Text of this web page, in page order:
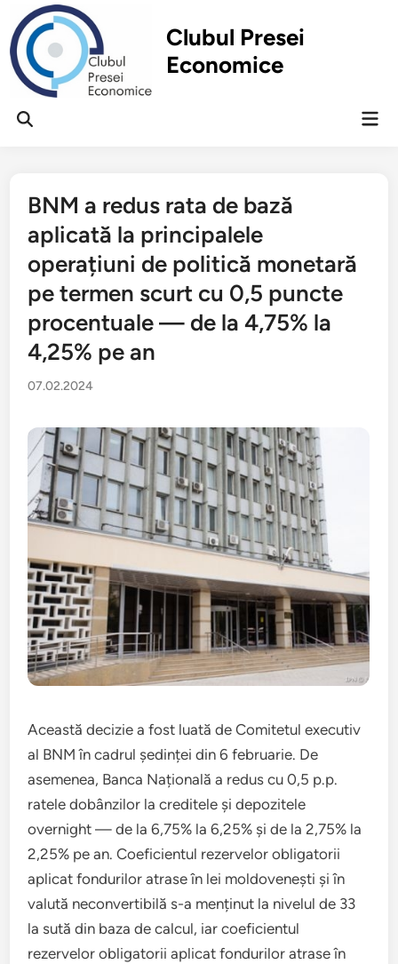
Перейти
содержимому
Clubul Presei
Economice
Открыть
BNM a redus rata de bază
aplicată la principalele
operațiuni de politică monetară
pe termen scurt cu 0,5 puncte
procentuale — de la 4,75% la
4,25% pe an
07.02.2024
Această decizie a fost luată de Comitetul executiv
al BNM în cadrul ședinței din 6 februarie. De
asemenea, Banca Națională a redus cu 0,5 p.p.
ratele dobânzilor la creditele și depozitele
overnight — de la 6,75% la 6,25% și de la 2,75% la
2,25% pe an. Coeficientul rezervelor obligatorii
aplicat fondurilor atrase în lei moldovenești și în
valută neconvertibilă s-a menținut la nivelul de 33
la sută din baza de calcul, iar coeficientul
rezervelor obligatorii aplicat fondurilor atrase în